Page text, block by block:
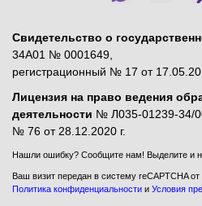
Свидетельство о
34А01 № 0001649,
регистрационный № 17 от
Лицензия на право ведения
деятельности № Л035-01239-34/
№ 76 от 28.12.2020 г.
Нашли ошибку? Сообщите нам! Выделите и
Ваш визит передан в систему reCAPTCHA от
Политика конфиденциальности и Условия